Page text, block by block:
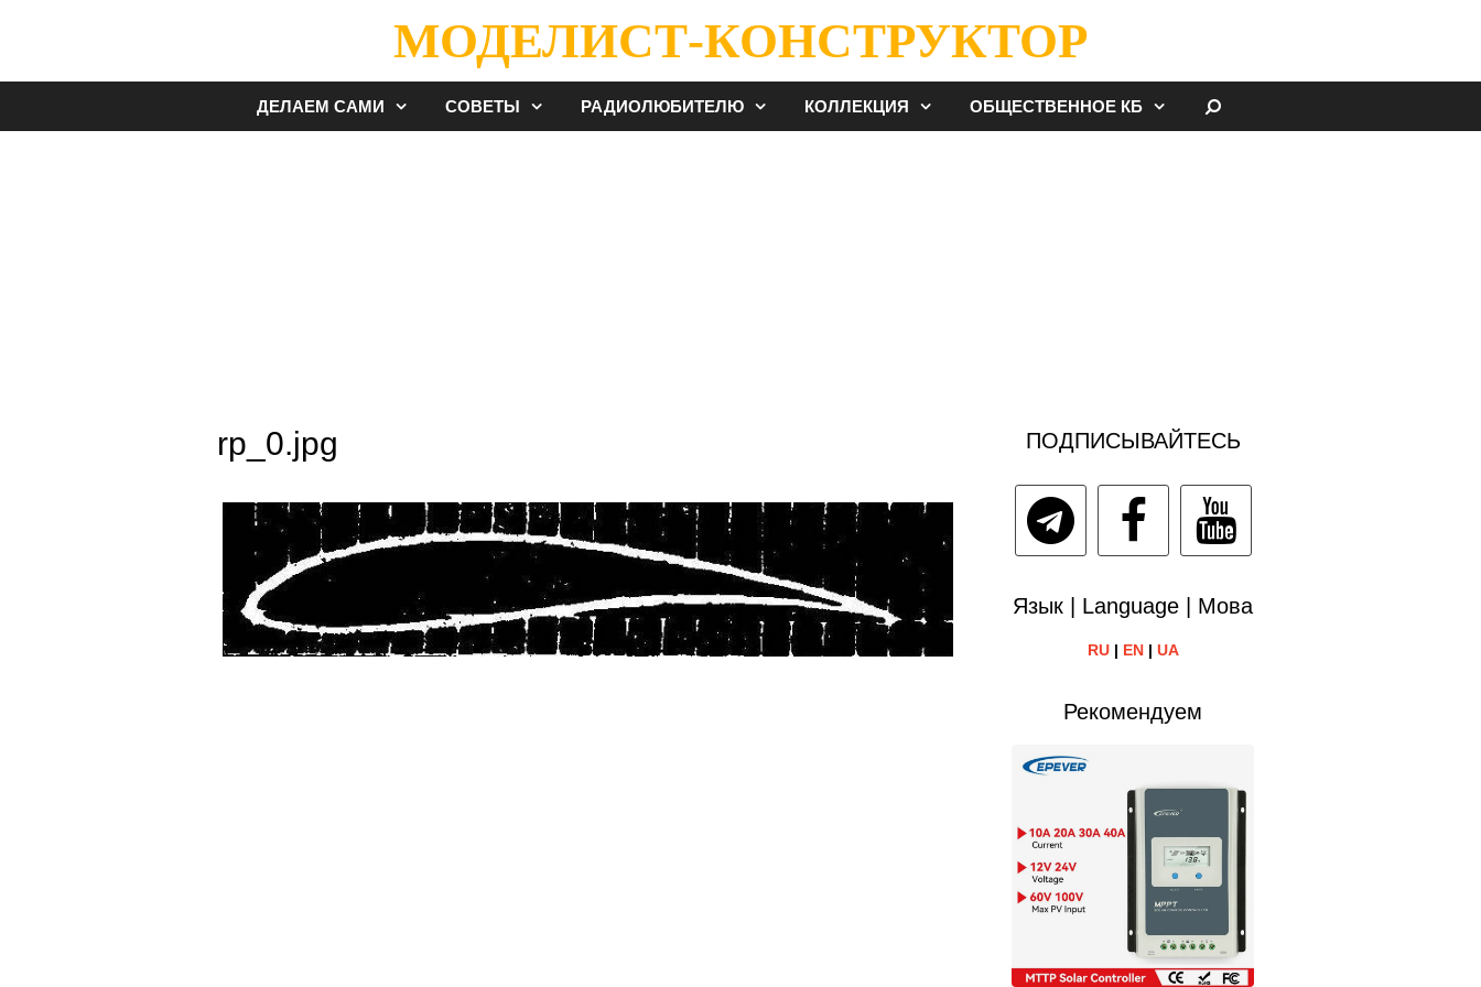
МОДЕЛИСТ-КОНСТРУКТОР
ДЕЛАЕМ САМИ СОВЕТЫ РАДИОЛЮБИТЕЛЮ КОЛЛЕКЦИЯ ОБЩЕСТВЕННОЕ КБ
rp_0.jpg ПОДПИСЫВАЙТЕСЬ
Язык | Language | Мова
RU| EN| UA
Рекомендуем